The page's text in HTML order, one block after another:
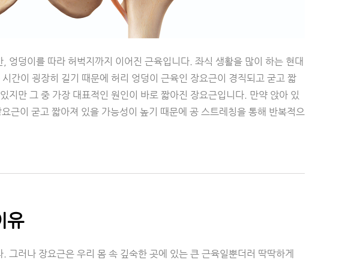
엉덩이를 따라 허벅지까지 이어진 근육입니다. 좌식 생활을 많이 하는 현대
간이 굉장히 길기 때문에 허리 엉덩이 근육인 장요근이 경직되고 굳고 짧
지만 그 중 가장 대표적인 원인이 바로 짧아진 장요근입니다. 만약 앉아 있
근이 굳고 짧아져 있을 가능성이 높기 때문에 공 스트레칭을 통해 반복적으
유
러나 장요근은 우리 몸 속 깊숙한 곳에 있는 큰 근육일뿐더러 딱딱하게